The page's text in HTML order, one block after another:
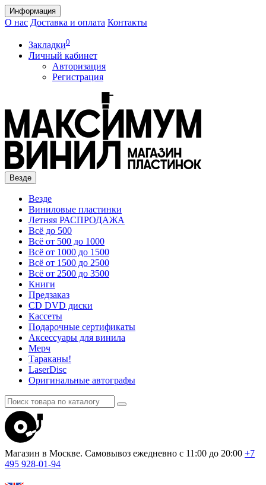
Информация
О нас Доставка и оплата Контакты
Закладки0
Личный кабинет
Авторизация
Регистрация
Везде
Везде
Виниловые пластинки
Летняя РАСПРОДАЖА
Всё до 500
Всё от 500 до 1000
Всё от 1000 до 1500
Всё от 1500 до 2500
Всё от 2500 до 3500
Книги
Предзаказ
CD DVD диски
Кассеты
Подарочные сертификаты
Аксессуары для винила
Мерч
Тараканы!
LaserDisc
Оригинальные автографы
Магазин в Москве. Самовывоз ежедневно с 11:00 до 20:00 +7
495 928-01-94